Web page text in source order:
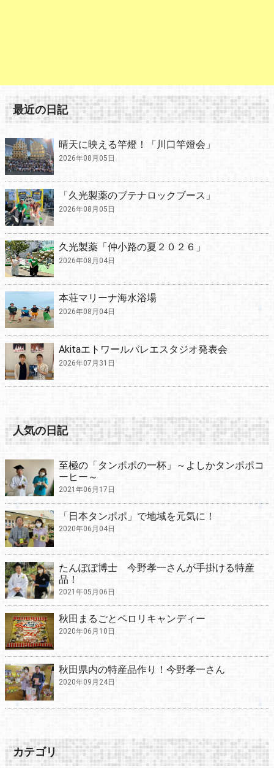
最近の日記
晴天に映える竿燈！「川口竿燈会」
2026年08月05日
「久光製薬のブテナロックブース」
2026年08月05日
久光製薬「仲小路の夏２０２６」
2026年08月04日
本荘マリーナ海水浴場
2026年08月04日
Akitaエトワールバレエスタジオ発表会
2026年07月31日
人気の日記
至極の「タンポポの一杯」～よしかタンポポコ
ーヒー～
2021年06月17日
「日本タンポポ」で地域を元気に！
2020年06月04日
たんぽぽ博士 今野孝一さんが手掛ける特産
品！
2021年05月06日
秋田まるごとペロリキャンディー
2020年06月10日
秋田県内の特産品作り！今野孝一さん
2020年09月24日
カテゴリ